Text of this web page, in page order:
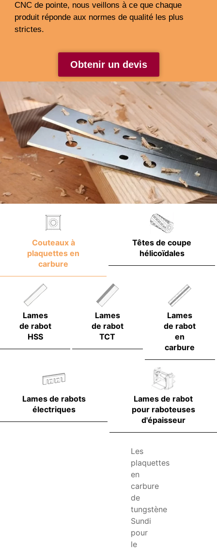
CNC de pointe, nous veillons à ce que chaque
produit réponde aux normes de qualité les plus
strictes.
Obtenir un devis
Couteaux à
plaquettes en
carbure
Têtes de coupe
hélicoïdales
Lames
de rabot
HSS
Lames
de rabot
TCT
Lames
de rabot
en
carbure
Lames de rabots
électriques
Lames de rabot
pour raboteuses
d'épaisseur
Les
plaquettes
en
carbure
de
tungstène
Sundi
pour
le